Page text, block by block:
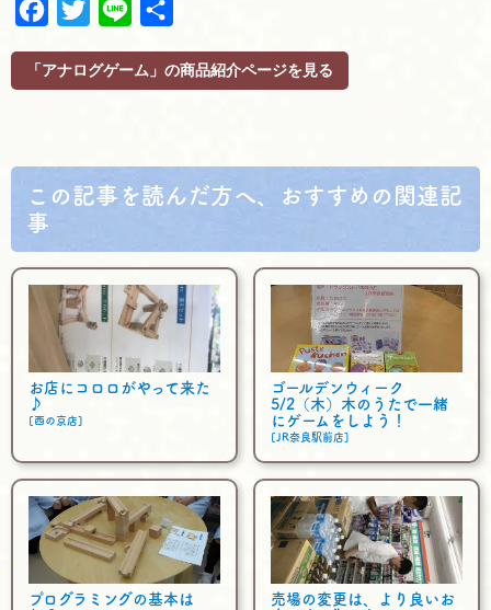
e
o
k
t
r
n
e
「アナログゲーム」の商品紹介ページを見る
この記事を読んだ方へ、おすすめの関連記
事
お店にコロロがやって来た
♪
[西の京店]
ゴールデンウィーク
5/2（木）木のうたで一緒
にゲームをしよう！
[JR奈良駅前店]
プログラミングの基本は
売場の変更は、より良いお